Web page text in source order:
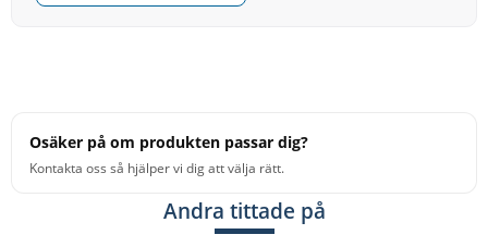
Osäker på om produkten passar dig?
Kontakta oss så hjälper vi dig att välja rätt.
Andra tittade på